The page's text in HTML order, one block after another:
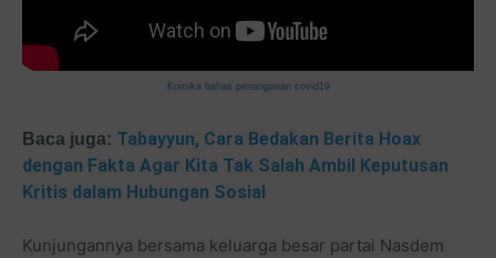
Komika bahas penanganan covid19
Baca juga: Tabayyun, Cara Bedakan Berita Hoax
dengan Fakta Agar Kita Tak Salah Ambil Keputusan
Kritis dalam Hubungan Sosial
Kunjungannya bersama keluarga besar partai Nasdem